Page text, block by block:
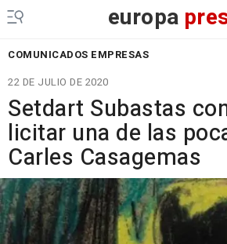
europa
COMUNICADOS EMPRESAS
22 DE JULIO DE 2020
Setdart Subastas
licitar una de las
Carles Casagemas